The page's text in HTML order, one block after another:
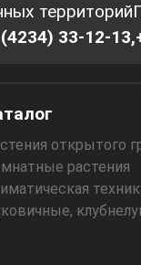
территорий
33-12-13,
открытого
растения